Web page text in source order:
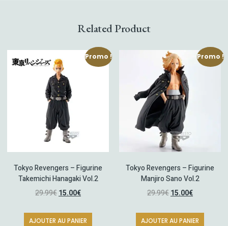
Related Product
Promo !
Tokyo Revengers – Figurine
Takemichi Hanagaki Vol.2
29.99€15.00€
AJOUTER AU PANIER
Promo !
Tokyo Revengers – Figurine
Manjiro Sano Vol.2
29.99€15.00€
AJOUTER AU PANIER